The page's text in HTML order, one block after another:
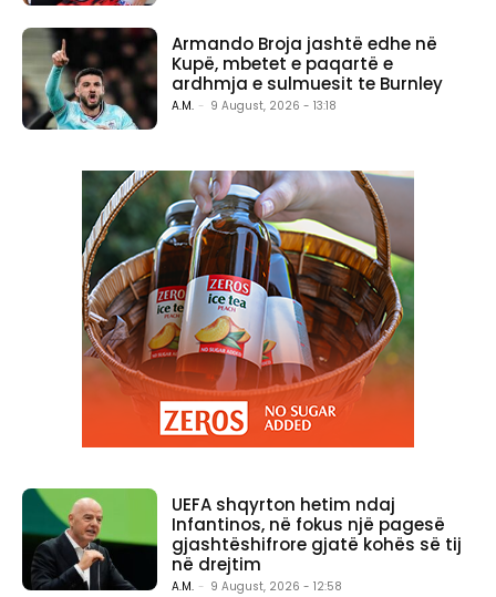
Armando Broja jashtë edhe në
Kupë, mbetet e paqartë e
ardhmja e sulmuesit te Burnley
A.M. - 9 August, 2026 - 13:18
UEFA shqyrton hetim ndaj
Infantinos, në fokus një pagesë
gjashtëshifrore gjatë kohës së tij
në drejtim
A.M. - 9 August, 2026 - 12:58